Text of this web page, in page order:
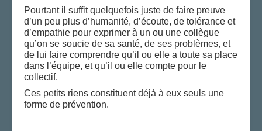
Pourtant il suffit quelquefois juste de faire preuve
d’un peu plus d’humanité, d’écoute, de tolérance et
d’empathie pour exprimer à un ou une collègue
qu’on se soucie de sa santé, de ses problèmes, et
de lui faire comprendre qu’il ou elle a toute sa place
dans l’équipe, et qu’il ou elle compte pour le
collectif.
Ces petits riens constituent déjà à eux seuls une
forme de prévention.